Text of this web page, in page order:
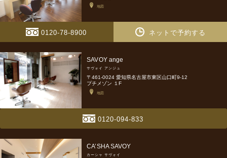
地図
0120-78-8900 ネットで予約する
SAVOY ange
サヴォイ アンジュ
〒461-0024 愛知県名古屋市東区山口町9-12
プチメゾン １F
地図
0120-094-833
CA’SHA SAVOY
カーシャ サヴォイ